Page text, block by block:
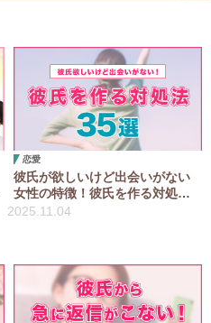
恋愛
彼氏が欲しいけど出会いがない
女性の特徴！彼氏を作る対処法
35選！
2025.11.04